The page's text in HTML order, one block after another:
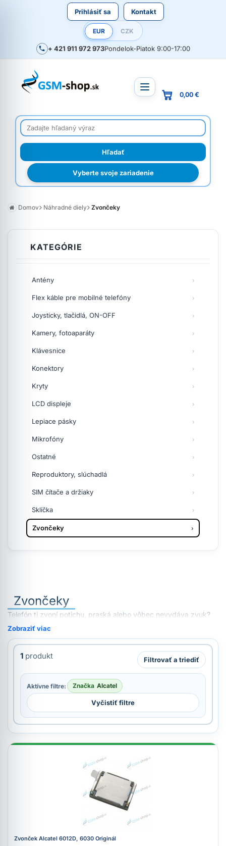
Prihlásiť sa Kontakt
EUR CZK
+ 421 911 972 973Pondelok-Piatok 9:00-17:00
Vyberte svoje zariadenie
0,00 €
Domov Náhradné diely Zvončeky
KATEGÓRIE
Antény
Flex káble pre mobilné telefóny
Joysticky, tlačidlá, ON-OFF
Kamery, fotoaparáty
Klávesnice
Konektory
Kryty
LCD displeje
Lepiace pásky
Mikrofóny
Ostatné
Reproduktory, slúchadlá
SIM čítače a držiaky
Sklíčka
Zvončeky
Zvončeky
Telefón ti zvoní potichu, praská alebo vôbec nevydáva zvuk?
Zobraziť viac
1 produkt Filtrovať a triediť
Aktívne filtre: Značka Alcatel
Vyčistiť filtre
Zvonček Alcatel 6012D, 6030 Originál